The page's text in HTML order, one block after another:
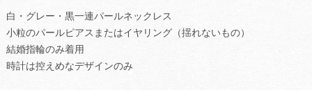
白・グレー・黒一連パールネックレス
小粒のパールピアスまたはイヤリング（揺れないもの）
結婚指輪のみ着用
時計は控えめなデザインのみ